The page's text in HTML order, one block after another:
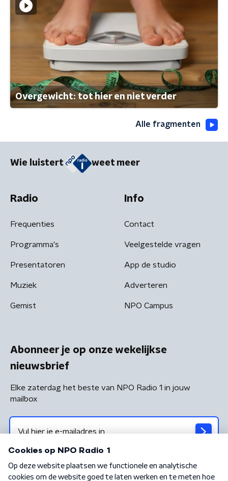
Overgewicht: tot hier en niet verder
Alle fragmenten
Wie luistert weet meer
Radio
Frequenties
Programma's
Presentatoren
Muziek
Gemist
Info
Contact
Veelgestelde vragen
App de studio
Adverteren
NPO Campus
Abonneer je op onze wekelijkse
nieuwsbrief
Elke zaterdag het beste van NPO Radio 1 in jouw
mailbox